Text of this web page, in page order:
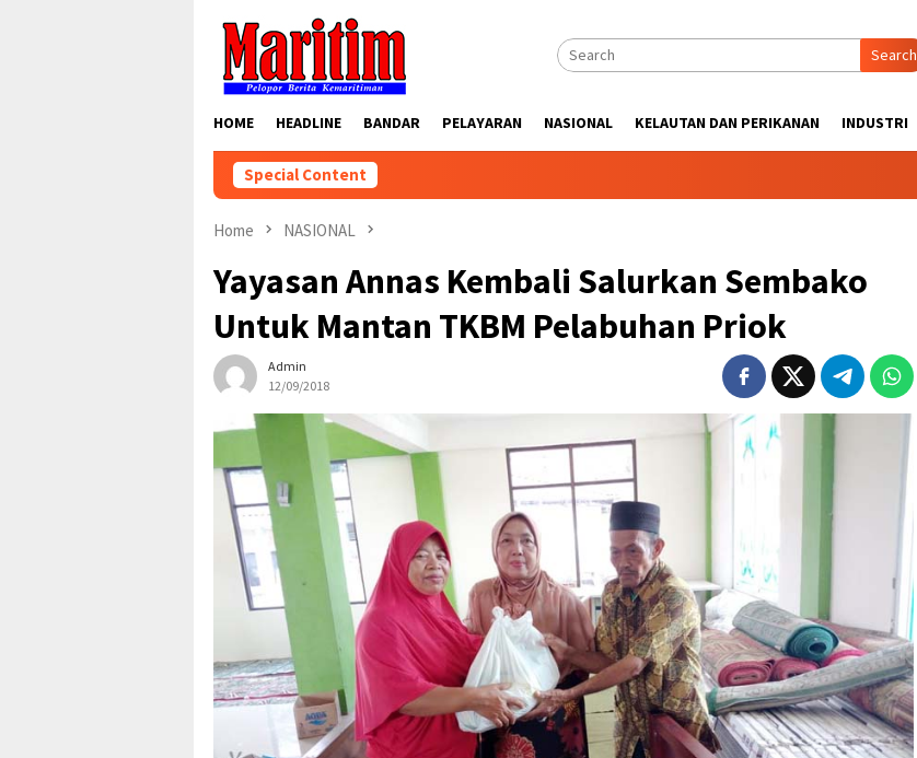
content
Search
HOME HEADLINE BANDAR PELAYARAN NASIONAL KELAUTAN DAN PERIKANAN INDUSTRI
Special Content
Home NASIONAL
Yayasan Annas Kembali Salurkan Sembako
Untuk Mantan TKBM Pelabuhan Priok
Admin
12/09/2018